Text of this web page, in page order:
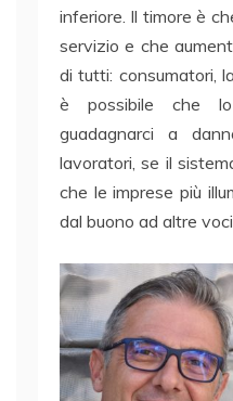
inferiore. Il timore è
servizio e che
di tutti: consumatori,
è possibile che
guadagnarci a
lavoratori, se il
che le imprese più
dal buono ad altre